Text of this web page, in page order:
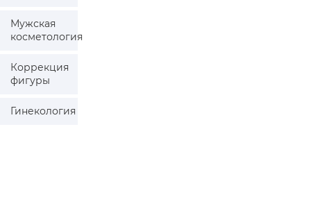
Мужская
косметология
Коррекция
фигуры
Гинекология